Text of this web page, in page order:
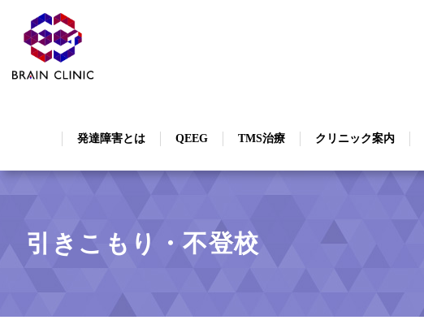
発達障害とは QEEG TMS治療 クリニック案内
引きこもり・不登校